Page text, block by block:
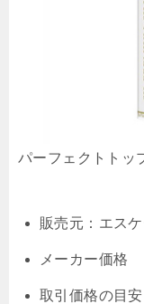
パーフェクトトッ
販売元：エス
メーカー価格
取引価格の目